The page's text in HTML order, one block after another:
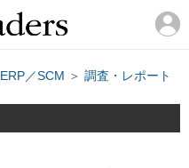
ERP／SCM ＞ 調査・レポート